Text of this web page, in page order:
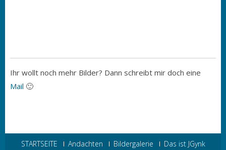
Ihr wollt noch mehr Bilder? Dann schreibt mir doch eine
Mail 🙂
STARTSEITE Andachten Bildergalerie Das ist JGynk